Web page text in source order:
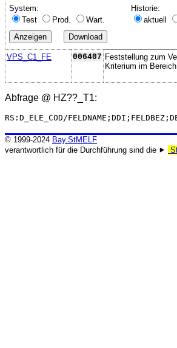
System:
Test
Prod. Wart.
Historie:
aktuell
VPS_C1_FE 006407 Feststellung zum
Kriterium im
Abfrage @ HZ??_T1:
RS:D_ELE_COD/
© 1999-2024 Bay.StMELF
verantwortlich für die Durchführung sind die ⯈